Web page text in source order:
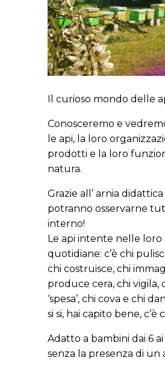
Il curioso mondo delle
Conosceremo e
le api, la loro
prodotti e la loro
natura.
Grazie all’ arnia
potranno osservarne
interno!
Le api intente nelle loro
quotidiane: c’è chi
chi costruisce, chi
produce cera, chi vigila,
‘spesa’, chi cova e chi
si si, hai capito bene, c’è
Adatto a bambini dai 6 ai
senza la presenza di un